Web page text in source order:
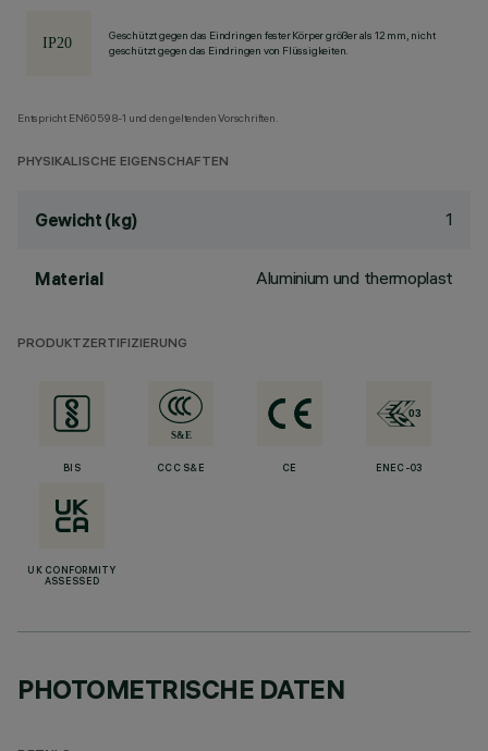
Geschützt gegen das Eindringen fester Körper größer als 12 mm, nicht
geschützt gegen das Eindringen von Flüssigkeiten.
Entspricht EN60598-1 und den geltenden Vorschriften.
PHYSIKALISCHE EIGENSCHAFTEN
Gewicht (kg) 1
Material Aluminium und thermoplast
PRODUKTZERTIFIZIERUNG
BIS CCC S&E CE ENEC-03
UK CONFORMITY
ASSESSED
PHOTOMETRISCHE DATEN